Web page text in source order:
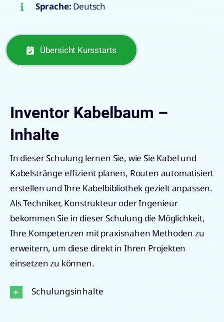
Sprache: Deutsch
Übersicht Kursstarts
Inventor Kabelbaum –
Inhalte
In dieser Schulung lernen Sie, wie Sie Kabel und
Kabelstränge effizient planen, Routen automatisiert
erstellen und Ihre Kabelbibliothek gezielt anpassen.
Als Techniker, Konstrukteur oder Ingenieur
bekommen Sie in dieser Schulung die Möglichkeit,
Ihre Kompetenzen mit praxisnahen Methoden zu
erweitern, um diese direkt in Ihren Projekten
einsetzen zu können.
Schulungsinhalte